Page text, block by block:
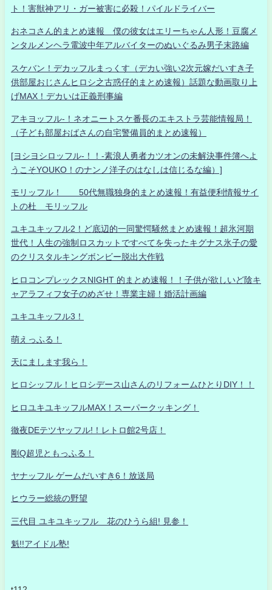
ト！害獣神アリ・ガー被害に必殺！パイルドライバー
おネコさん的まとめ速報 僕の彼女はエリーちゃん人形！豆腐メ
ンタルメンヘラ電波中年アルバイターのぬいぐるみ男子末路編
スケバン！デカッフルまっくす（デカい強い2次元嫁だいすき子
供部屋おじさんヒロシ之古惑仔的まとめ速報）話題な動画取り上
げMAX！デカいは正義刑事編
アキヨッフル-！ネオニートスケ番長のエキストラ芸能情報局！
（子ども部屋おばさんの自宅警備員的まとめ速報）
[ヨシヨシロッフル-！！-素浪人勇者カツオンの未解決事件簿へよ
うこそYOUKO！のナンノ洋子のはなしは信じるな編）]
モリッフル！ 50代無職独身的まとめ速報！有益便利情報サイ
トの杜 モリッフル
ユキユキッフル2！ど底辺的一同驚愕騒然まとめ速報！超氷河期
世代！人生の強制ロスカットですべてを失ったキグナス氷子の愛
のクリスタルキングボンビー脱出大作戦
ヒロコンプレックスNIGHT 的まとめ速報！！子供が欲しいど陰キ
ャアラフィフ女子のめざせ！専業主婦！婚活計画編
ユキユキッフル3！
萌えっふる！
天にまします我ら！
ヒロシッフル！ヒロシデース山さんのリフォームひとりDIY！！
ヒロユキユキッフルMAX！スーパークッキング！
徹夜DEテツヤッフル!！レトロ館2号店！
剛Q超児ともっふる！
ヤナッフル ゲームだいすき6！放送局
ヒウラー総統の野望
三代目 ユキユキッフル 花のひうら組! 見参！
魁!!アイドル塾!